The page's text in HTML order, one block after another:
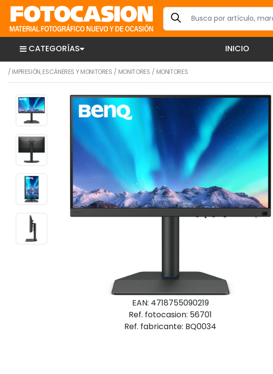
CATEGORÍAS INICIO
/ IMPRESIÓN, ESCÁNERES Y MONITORES / MONITORES / MONITORES
EAN: 4718755090219
Ref. fotocasion: 56701
Ref. fabricante: BQ0034